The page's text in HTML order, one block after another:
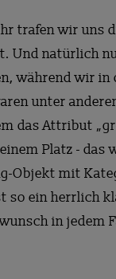
trafen wir uns
Und natürlich
während wir
unter
das Attribut
Platz -
Objekt mit
so ein herrlich
in jedem